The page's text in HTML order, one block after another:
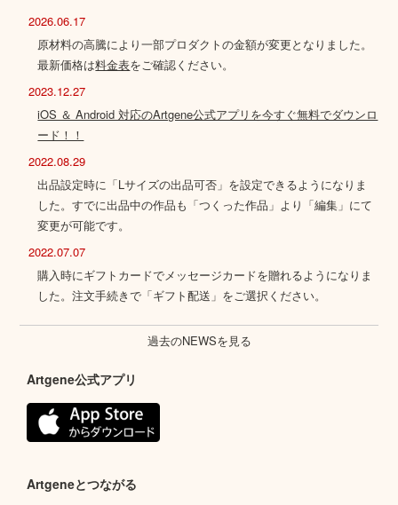
2026.06.17
原材料の高騰により一部プロダクトの金額が変更となりました。
最新価格は料金表をご確認ください。
2023.12.27
iOS ＆ Android 対応のArtgene公式アプリを今すぐ無料でダウンロ
ード！！
2022.08.29
出品設定時に「Lサイズの出品可否」を設定できるようになりま
した。すでに出品中の作品も「つくった作品」より「編集」にて
変更が可能です。
2022.07.07
購入時にギフトカードでメッセージカードを贈れるようになりま
した。注文手続きで「ギフト配送」をご選択ください。
過去のNEWSを見る
Artgene公式アプリ
Artgeneとつながる